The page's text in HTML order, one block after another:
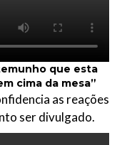
que esta
cima da mesa”
as reações
ser divulgado.